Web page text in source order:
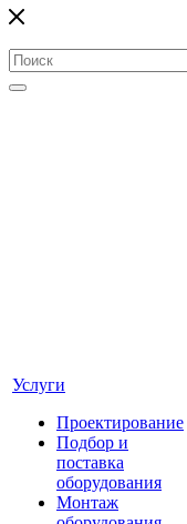
Услуги
Проектирование
Подбор и
поставка
оборудования
Монтаж